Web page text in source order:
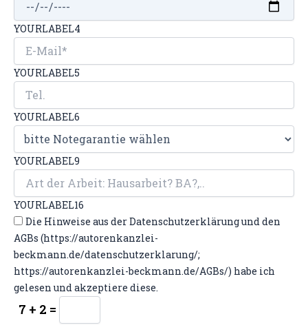
YOURLABEL4
YOURLABEL5
YOURLABEL6
YOURLABEL9
YOURLABEL16
Die Hinweise aus der Datenschutzerklärung und den
AGBs (https://autorenkanzlei-
beckmann.de/datenschutzerklarung/;
https://autorenkanzlei-beckmann.de/AGBs/) habe ich
gelesen und akzeptiere diese.
7 + 2 =